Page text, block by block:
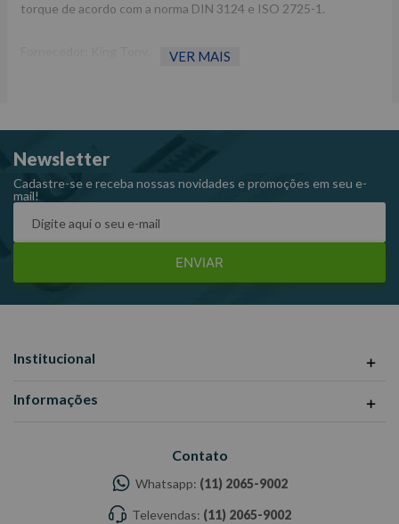
torque de acordo com a norma DIN 3124 e ISO 2725-1.
Peso: 0,151 kg.
Referência: 423018M.
VER MAIS
Newsletter
Cadastre-se e receba nossas novidades e promoções em seu e-
mail!
ENVIAR
Institucional
Informações
Contato
Whatsapp: (11) 2065-9002
Televendas: (11) 2065-9002